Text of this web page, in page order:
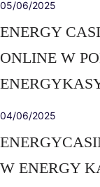
05/06/2025
ENERGY
ONLINE W
04/06/2025
W ENERGY